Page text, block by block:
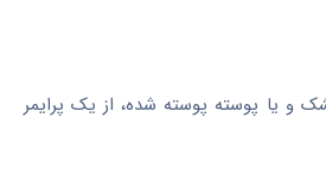
یا پوسته پوسته شده، از یک پرایمر